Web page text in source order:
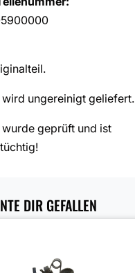
wird ungereinigt geliefert.
wurde geprüft und ist
DIR GEFALLEN